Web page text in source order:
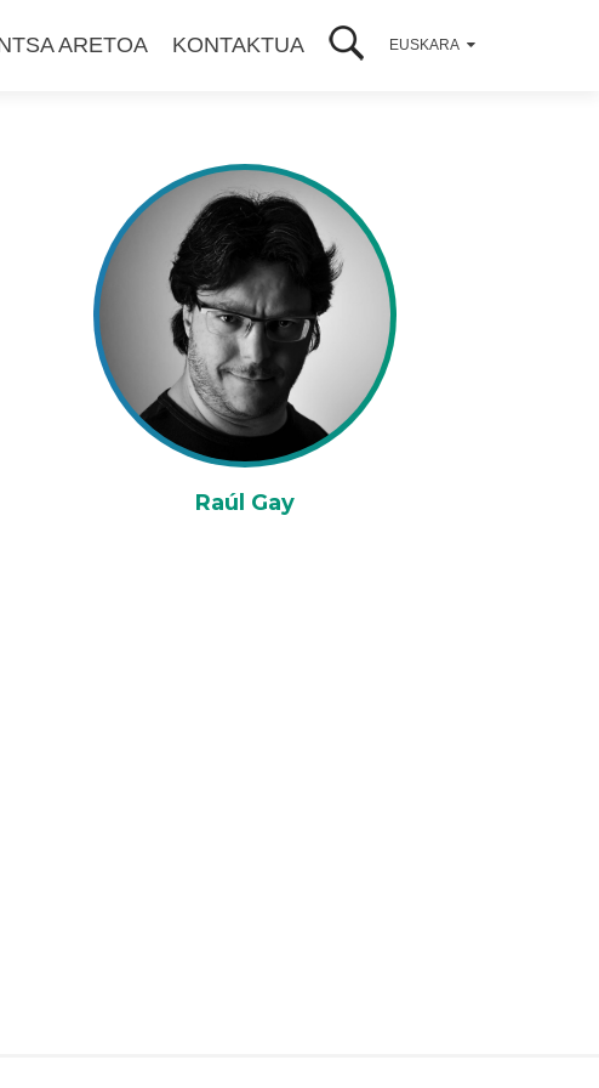
ARETOA KONTAKTUA EUSKARA
Raúl Gay